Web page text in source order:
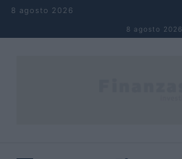
Saltar al contenido
8 agosto 2026
8 agosto 2026